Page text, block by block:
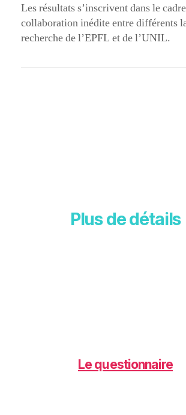
Les résultats s’inscrivent dans le
collaboration inédite entre différents
recherche de l’EPFL et de l’UNIL.
Plus de détails
Le questionnaire